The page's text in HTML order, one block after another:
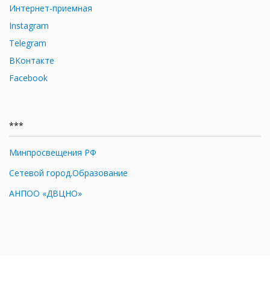
Интернет-приемная
Instagram
Telegram
ВКонтакте
Facebook
***
Минпросвещения РФ
Сетевой город.Образование
АНПОО «ДВЦНО»